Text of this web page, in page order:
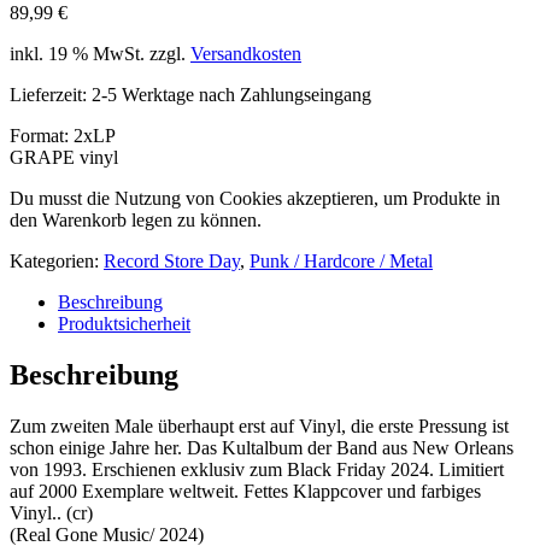
89,99 €
inkl. 19 % MwSt. zzgl. Versandkosten
Lieferzeit: 2-5 Werktage nach Zahlungseingang
Format: 2xLP
GRAPE vinyl
Du musst die Nutzung von Cookies akzeptieren, um Produkte in
den Warenkorb legen zu können.
Kategorien: Record Store Day, Punk / Hardcore / Metal
Beschreibung
Produktsicherheit
Beschreibung
Zum zweiten Male überhaupt erst auf Vinyl, die erste Pressung ist
schon einige Jahre her. Das Kultalbum der Band aus New Orleans
von 1993. Erschienen exklusiv zum Black Friday 2024. Limitiert
auf 2000 Exemplare weltweit. Fettes Klappcover und farbiges
Vinyl.. (cr)
(Real Gone Music/ 2024)